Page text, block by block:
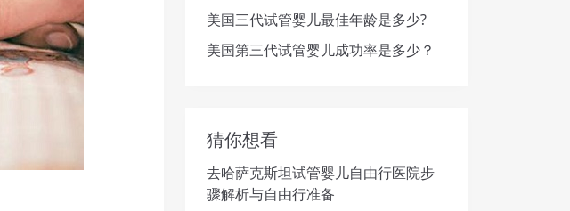
美国三代试管婴儿最佳年龄是多少?
美国第三代试管婴儿成功率是多少？
猜你想看
去哈萨克斯坦试管婴儿自由行医院步
骤解析与自由行准备